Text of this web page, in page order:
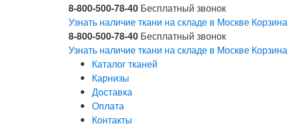
8-800-500-78-40 Бесплатный звонок
Узнать наличие ткани на складе в Москве Корзина
8-800-500-78-40 Бесплатный звонок
Узнать наличие ткани на складе в Москве Корзина
Каталог тканей
Карнизы
Доставка
Оплата
Контакты